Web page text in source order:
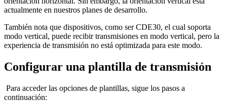
actualmente en nuestros planes de desarrollo.
También nota que dispositivos, como ser CDE30, el cual soporta
modo vertical, puede recibir transmisiones en modo vertical, pero la
experiencia de transmisión no está optimizada para este modo.
Configurar una plantilla de transmisión
Para acceder las opciones de plantillas, sigue los pasos a
continuación: